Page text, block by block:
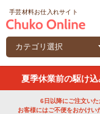
夏季休業前の駆け込
6日以降にご注文いた
お客様にはご不便をおかけい
手芸材料お仕入れサイト